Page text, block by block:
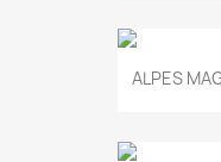
ALPES